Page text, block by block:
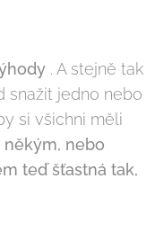
. A stejně tak
snažit jedno nebo
si všichni měli
někým, nebo
teď šťastná tak,